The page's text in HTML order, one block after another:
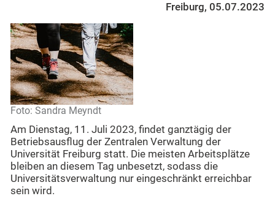
Freiburg, 05.07.2023
Foto: Sandra Meyndt
Am Dienstag, 11. Juli 2023, findet ganztägig der
Betriebsausflug der Zentralen Verwaltung der
Universität Freiburg statt. Die meisten Arbeitsplätze
bleiben an diesem Tag unbesetzt, sodass die
Universitätsverwaltung nur eingeschränkt erreichbar
sein wird.